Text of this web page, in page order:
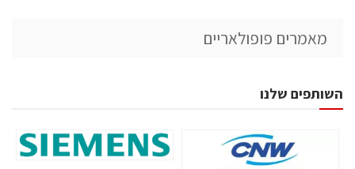
מאמרים פופולאריים
השותפים שלנו